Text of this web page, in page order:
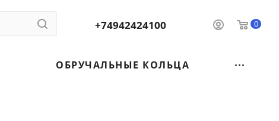
0
+74942424100
ОБРУЧАЛЬНЫЕ КОЛЬЦА